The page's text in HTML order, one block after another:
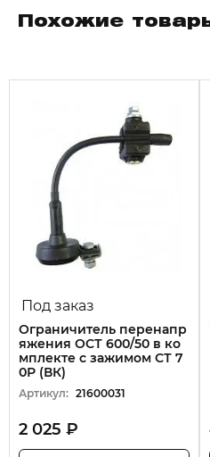
Похожие
Под заказ
Ограничитель перенапр
яжения ОСТ 600/50 в ко
мплекте с зажимом СТ 7
0Р (ВК)
Артикул: 21600031
2 025 ₽